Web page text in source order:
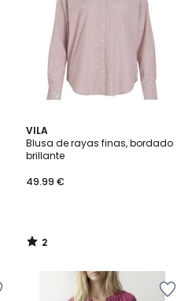
VILA
Blusa de rayas finas, bordado
brillante
49.99 €
2
/
5
2
/